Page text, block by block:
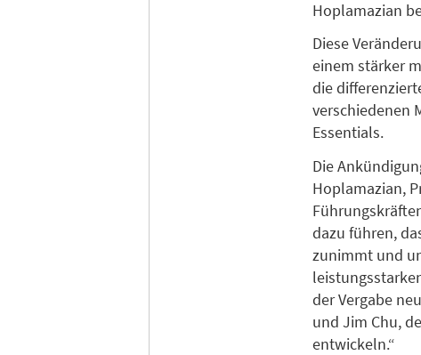
Hoplamazian
Diese
einem stärker
die
verschiedenen
Essentials.
Die
Hoplamazian,
dazu führen,
zunimmt und
der Vergabe
und Jim Chu,
entwickeln.“